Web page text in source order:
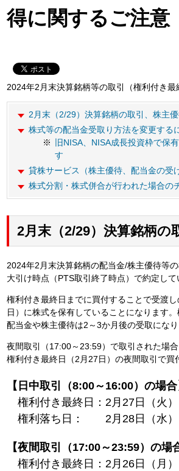
得に関するご注意
2024年2月末決算銘柄等の取引（権利付き
2月末（2/29）決算銘柄の取引、株主
株式等の配当金受取り方法を変更する
旧NISA、NISA成長投資枠で保
す
貸株サービス（株主優待、配当金の受
株式分割・株式併合が行われた場合の
2月末（2/29）決算銘柄の
2024年2月末決算銘柄の配当金/株主優待等
大引け時点（PTS取引終了時点）で約定し
権利付き最終日までに買付することで受渡
日）に株式を保有していることになります
配当金や株主優待は2～3か月後の受取にな
夜間取引（17:00～23:59）で取引された場
権利付き最終日（2月27日）の夜間取引で
【日中取引（8:00～16:00）の場
権利付き最終日：2月27日（火）
権利落ち日： 2月28日（水）
【夜間取引（17:00～23:59）の場
権利付き最終日：2月26日（月）